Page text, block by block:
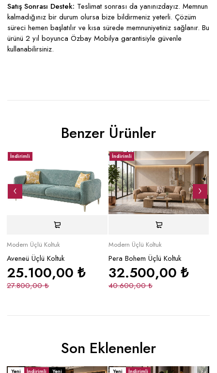
Satış Sonrası Destek: Teslimat sonrası da yanınızdayız. Memnun
kalmadığınız bir durum olursa bize bildirmeniz yeterli. Çözüm
süreci hemen başlatılır ve kısa sürede memnuniyetiniz sağlanır. Bu
ürünü 2 yıl boyunca Özbay Mobilya garantisiyle güvenle
kullanabilirsiniz.
Benzer Ürünler
İndirimli
Modern Üçlü Koltuk
Aveneü Üçlü Koltuk
27.800,00₺
25.100,00₺
İndirimli
Modern Üçlü Koltuk
Pera Bohem Üçlü Koltuk
40.600,00₺
32.500,00 ₺
Son Eklenenler
Yeni İndirimli Yeni Yeni İndirimli